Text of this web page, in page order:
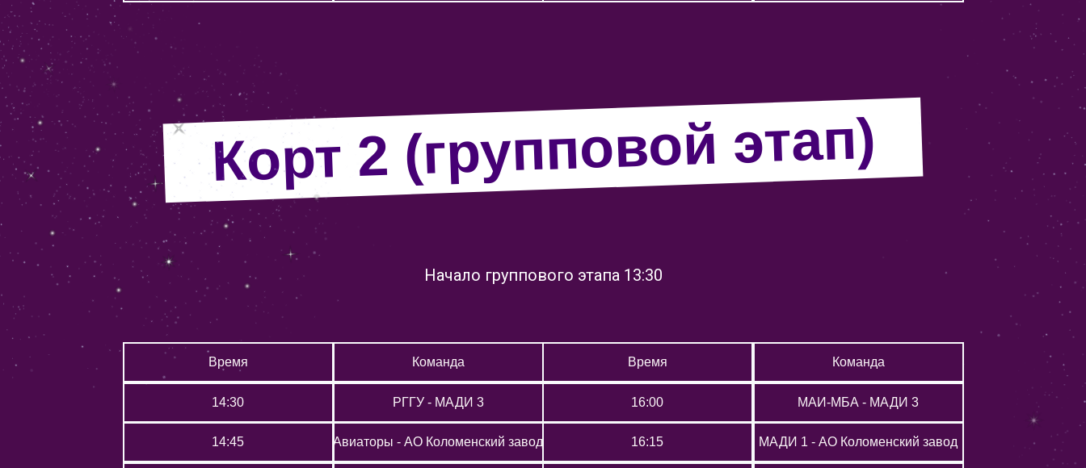
Корт 2 (групповой этап)
Начало группового этапа 13:30
Время Команда Время Команда
14:30 РГГУ - МАДИ 3 МАИ-МБА - МАДИ 3
14:45 Авиаторы - АО Коломенский завод 16:15
16:00
МАДИ 1 - АО Коломенский завод